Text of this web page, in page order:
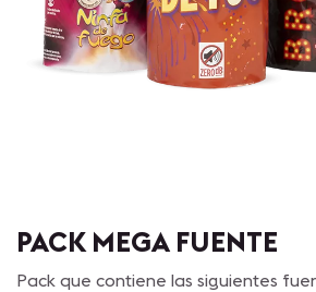
PACK MEGA FUENTE
Pack que contiene las siguientes